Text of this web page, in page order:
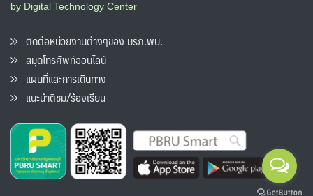
by Digital Technology Center
ติดต่อหน่วยงานต่างๆของ มรภ.พบ.
สมุดโทรศัพท์ออนไลน์
แผนที่และการเดินทาง
แนะนำติชม/ร้องเรียน